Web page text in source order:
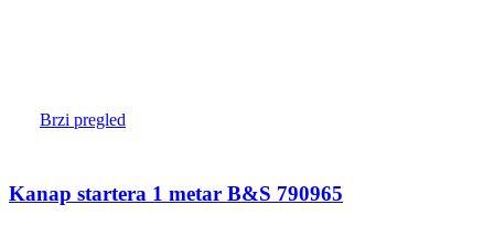
Brzi pregled
Kanap startera 1 metar B&S 790965